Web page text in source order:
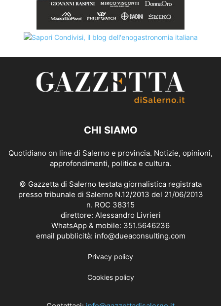
CHI SIAMO
Quotidiano on line di Salerno e provincia. Notizie, opinioni,
approfondimenti, politica e cultura.
© Gazzetta di Salerno testata giornalistica registrata
presso tribunale di Salerno N.12/2013 del 21/06/2013
n. ROC 38315
direttore: Alessandro Livrieri
WhatsApp & mobile: 351.5646236
email pubblicità: info@dueaconsulting.com
Privacy policy
Cookies policy